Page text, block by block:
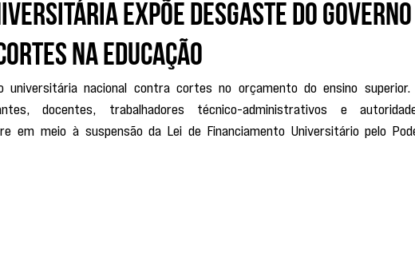
expõe desgaste do governo
na educação
universitária nacional contra cortes no orçamento do ensino superior.
docentes, trabalhadores técnico-administrativos e
em meio à suspensão da Lei de Financiamento Universitário pelo